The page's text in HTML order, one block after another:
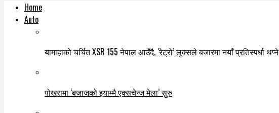
Home
Auto
यामाहाको चर्चित XSR 155 नेपाल आउँदै, ‘रेट्रो’ लुक्सले बजारमा नयाँ प्रतिस्पर्धा थप्ने
पोखरामा ‘बजाजको झ्याम्मै एक्सचेन्ज मेला’ सुरु